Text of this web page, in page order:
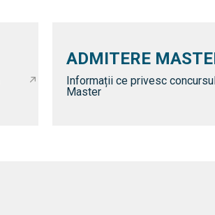
ADMITERE
Informații ce privesc
Master